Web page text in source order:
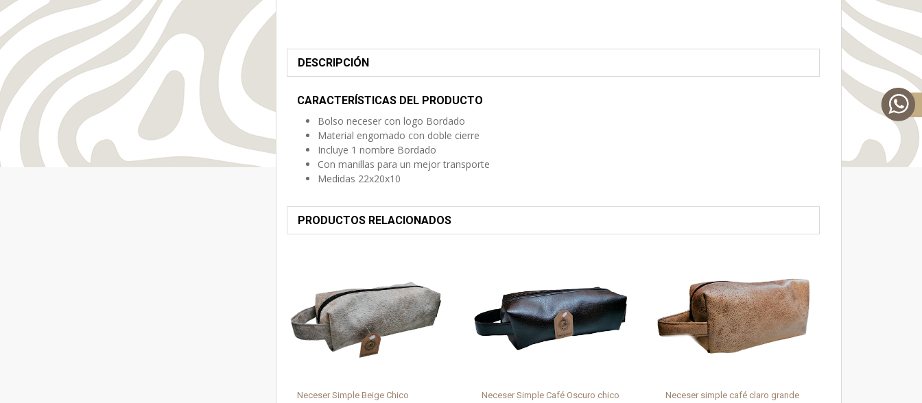
DESCRIPCIÓN
CARACTERÍSTICAS DEL PRODUCTO
Bolso neceser con logo Bordado
Material engomado con doble cierre
Incluye 1 nombre Bordado
Con manillas para un mejor transporte
Medidas 22x20x10
PRODUCTOS RELACIONADOS
Neceser Simple Beige Chico Neceser Simple Café Oscuro chico Neceser simple café claro grande